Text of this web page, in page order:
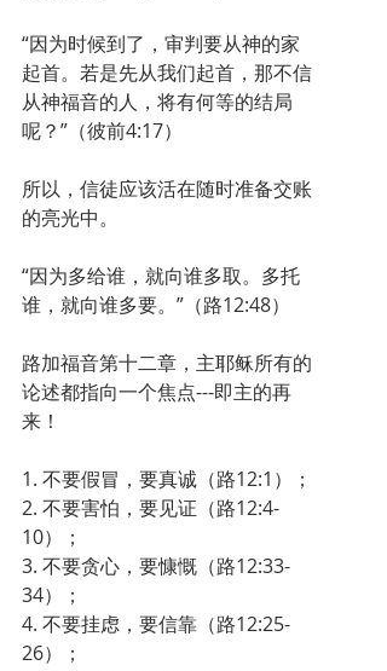
“因为时候到了，审判要从神的家
起首。若是先从我们起首，那不信
从神福音的人，将有何等的结局
呢？”（彼前4:17）
所以，信徒应该活在随时准备交账
的亮光中。
“因为多给谁，就向谁多取。多托
谁，就向谁多要。”（路12:48）
路加福音第十二章，主耶稣所有的
论述都指向一个焦点---即主的再
来！
1. 不要假冒，要真诚（路12:1）；
2. 不要害怕，要见证（路12:4-
10）；
3. 不要贪心，要慷慨（路12:33-
34）；
4. 不要挂虑，要信靠（路12:25-
26）；